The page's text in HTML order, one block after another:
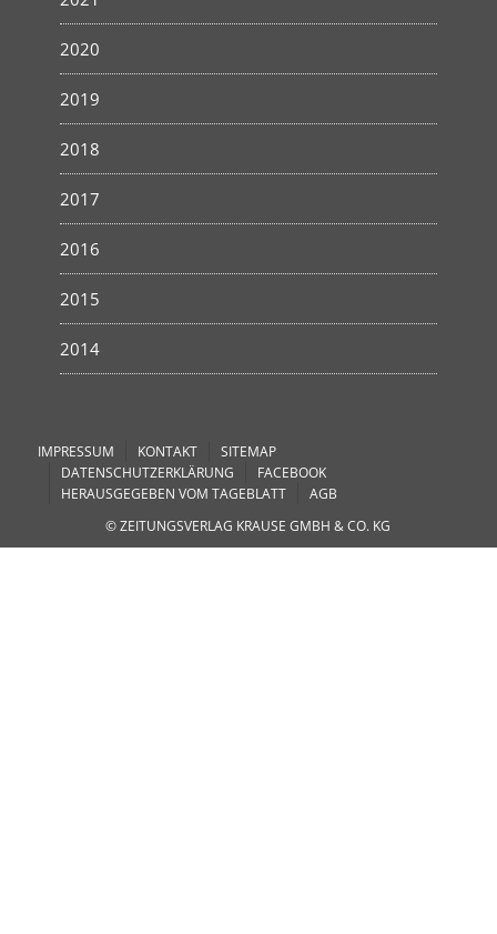
2020
2019
2018
2017
2016
2015
2014
IMPRESSUM KONTAKT
SITEMAP
DATENSCHUTZERKLÄRUNG
FACEBOOK
HERAUSGEGEBEN VOM TAGEBLATT
AGB
© ZEITUNGSVERLAG KRAUSE GMBH & CO. KG